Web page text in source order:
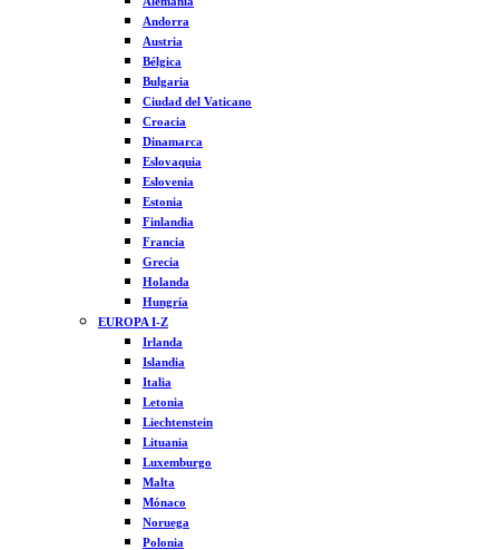
Andorra
Austria
Bélgica
Bulgaria
Ciudad del Vaticano
Croacia
Dinamarca
Eslovaquia
Eslovenia
Estonia
Finlandia
Francia
Grecia
Holanda
Hungría
EUROPA I-Z
Irlanda
Islandia
Italia
Letonia
Liechtenstein
Lituania
Luxemburgo
Malta
Mónaco
Noruega
Polonia